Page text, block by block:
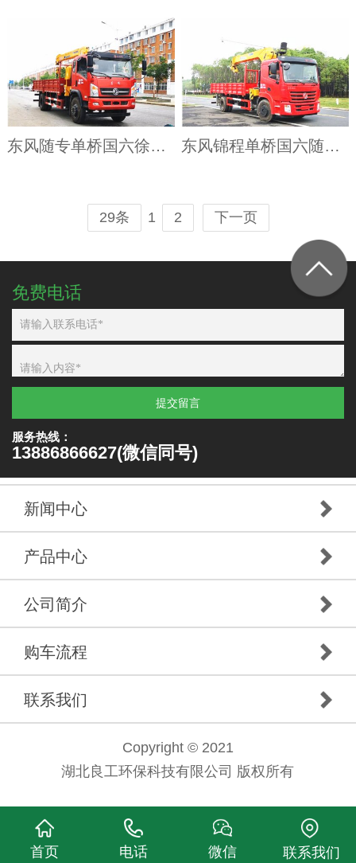
东风随专单桥国六徐工随车吊 东风锦程单桥国六随车吊
29条 1 2 下一页
免费电话
提交留言
服务热线：
13886866627(微信同号)
新闻中心
产品中心
公司简介
购车流程
联系我们
Copyright © 2021
湖北良工环保科技有限公司 版权所有
首页 电话 微信 联系我们